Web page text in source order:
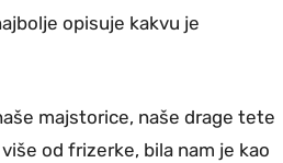
opisuje kakvu je
majstorice, naše drage tete
od frizerke, bila nam je kao